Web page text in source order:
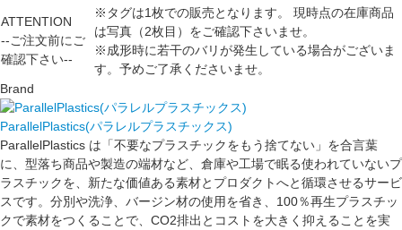
ATTENTION
--ご注文前にご
確認下さい--
※タグは1枚での販売となります。 現時点の在庫商品
は写真（2枚目）をご確認下さいませ。
※成形時に若干のバリが発生している場合がございま
す。予めご了承くださいませ。
Brand
ParallelPlastics(パラレルプラスチックス)
ParallelPlastics は「不要なプラスチックをもう捨てない」を合言葉
に、型落ち商品や製造の端材など、倉庫や工場で眠る使われていないプ
ラスチックを、新たな価値ある素材とプロダクトへと循環させるサービ
スです。分別や洗浄、バージン材の使用を省き、100％再生プラスチッ
クで素材をつくることで、CO2排出とコストを大きく抑えることを実